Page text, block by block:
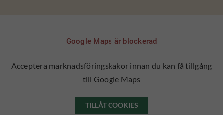
Google Maps är blockerad
Acceptera marknadsföringskakor innan du kan få tillgång
till Google Maps
TILLÅT COOKIES